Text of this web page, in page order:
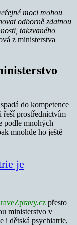
moci mohou
odborně zdatnou
takzvaného
z ministerstva
do kompetence
prostřednictvím
podle mnohých
mnohde ho ještě
je
přesto
ministerstvo v
i dětská psychiatrie,